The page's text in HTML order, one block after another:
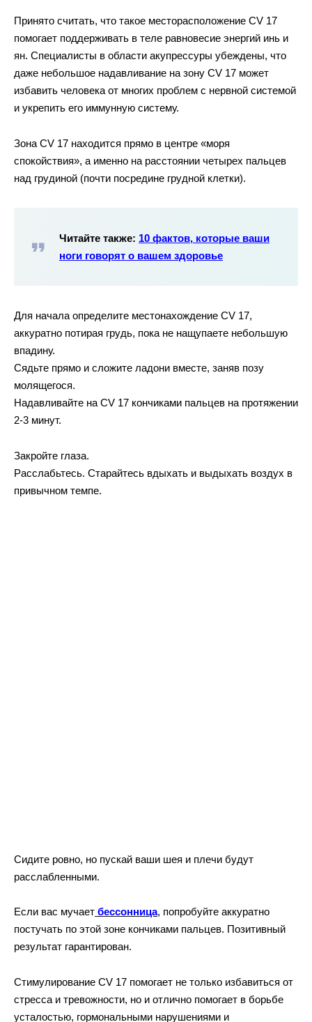
Принято считать, что такое месторасположение CV 17
помогает поддерживать в теле равновесие энергий инь и
ян. Специалисты в области акупрессуры убеждены, что
даже небольшое надавливание на зону CV 17 может
избавить человека от многих проблем с нервной системой
и укрепить его иммунную систему.
Зона CV 17 находится прямо в центре «моря
спокойствия», а именно на расстоянии четырех пальцев
над грудиной (почти посредине грудной клетки).
Читайте также: 10 фактов, которые ваши
ноги говорят о вашем здоровье
Для начала определите местонахождение CV 17,
аккуратно потирая грyдь, пока не нащупаете небольшую
впадину.
Сядьте прямо и сложите ладони вместе, заняв позу
молящегося.
Надавливайте на CV 17 кончиками пальцев на протяжении
2-3 минут.
Закройте глаза.
Расслабьтесь. Старайтесь вдыхать и выдыхать воздух в
привычном темпе.
Сидите ровно, но пускай ваши шея и плечи будут
расслабленными.
Если вас мучает бессонница, попробуйте аккуратно
постучать по этой зоне кончиками пальцев. Позитивный
результат гарантирован.
Стимулирование CV 17 помогает не только избавиться от
стресса и тревожности, но и отлично помогает в борьбе
усталостью, гормональными нарушениями и